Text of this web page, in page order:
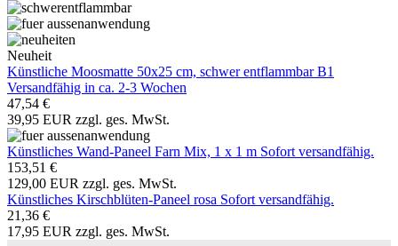
Neuheit
Künstliche Moosmatte 50x25 cm, schwer entflammbar B1
Versandfähig in ca. 2-3 Wochen
47,54 €
39,95 EUR zzgl. ges. MwSt.
Künstliches Wand-Paneel Farn Mix, 1 x 1 m Sofort versandfähig.
153,51 €
129,00 EUR zzgl. ges. MwSt.
Künstliches Kirschblüten-Paneel rosa Sofort versandfähig.
21,36 €
17,95 EUR zzgl. ges. MwSt.